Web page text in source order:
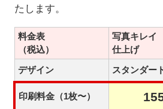
たします。
料金表
（税込）
写真キレイ
仕上げ
デザイン
スタンダー
印刷料金（1枚〜）